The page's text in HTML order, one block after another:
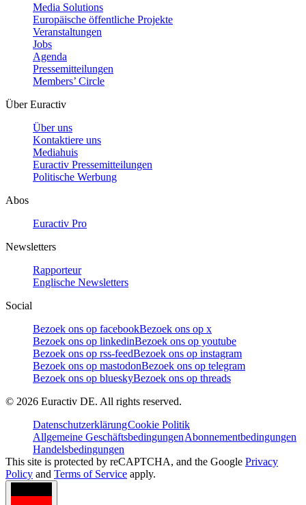
Media Solutions
Europäische öffentliche Projekte
Veranstaltungen
Jobs
Agenda
Pressemitteilungen
Members’ Circle
Über Euractiv
Über uns
Kontaktiere uns
Mediahuis
Euractiv Pressemitteilungen
Politische Werbung
Abos
Euractiv Pro
Newsletters
Rapporteur
Englische Newsletters
Social
Bezoek ons op facebookBezoek ons op x
Bezoek ons op linkedinBezoek ons op youtube
Bezoek ons op rss-feedBezoek ons op instagram
Bezoek ons op mastodonBezoek ons op telegram
Bezoek ons op blueskyBezoek ons op threads
© 2026 Euractiv DE. All rights reserved.
DatenschutzerklärungCookie Politik
Allgemeine GeschäftsbedingungenAbonnementbedingungen
Handelsbedingungen
This site is protected by reCAPTCHA, and the Google Privacy
Policy and Terms of Service apply.